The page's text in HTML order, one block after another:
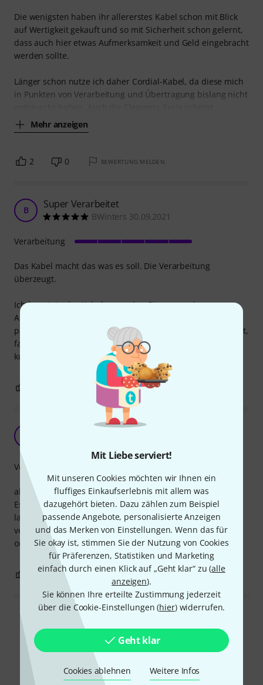
Mit Liebe serviert!
Mit unseren Cookies möchten wir Ihnen ein
fluffiges Einkaufserlebnis mit allem was
dazugehört bieten. Dazu zählen zum Beispiel
passende Angebote, personalisierte Anzeigen
und das Merken von Einstellungen. Wenn das für
Sie okay ist, stimmen Sie der Nutzung von Cookies
für Präferenzen, Statistiken und Marketing
einfach durch einen Klick auf „Geht klar“ zu (alle
anzeigen).
Sie können Ihre erteilte Zustimmung jederzeit
über die Cookie-Einstellungen (hier) widerrufen.
Geht klar
Cookies ablehnen Weitere Infos
Die wenigsten haben ihr allererstes Kabel schon mit Blick
auf Wertigkeit gekauft und so mit Sicherheit schon gelernt,
dass auch hier etwas Aufmerksamkeit und Geld eingebracht
werden sollte.
Länger schon nutze ich daher Cordial-Kabel, da diese mich
in Punkten von Verarbeitung und Übertragung bislang nicht
Mehr anzeigen
2 0 BEWERTUNG MELDEN
B Super Verarbeitet
BWinters 30.09.2021
Das Kabel macht das was es soll. Die Verarbeitung
überzeugt.
Ich benutzte das Kabel um meine Gitarre an ein
Audiointerface an meinen Tisch anzuschließen. Die Länge
passt für meine Anwendungszwecke. Man sei aber gewarnt,
falls man es an ein Amp anschließen will, da es doch recht
kurz ist.
Verarbeitung
BEWERTUNG MELDEN
Kabel gibt es viele
aber nur die von Cordial halten länger durch.
Es gibt Kabel, die kosten wenig, halten aber auch wenig
lang durch. Anders von Cordial: beste Stecker, sauber
verarbeitet, mit ordentlichem Knickschutz am Stecker und
ordentlich abgeschirmt. So muss Kabel!
Verarbeitung
0 BEWERTUNG MELDEN
Alle Bewertungen lesen
Schon gewusst?